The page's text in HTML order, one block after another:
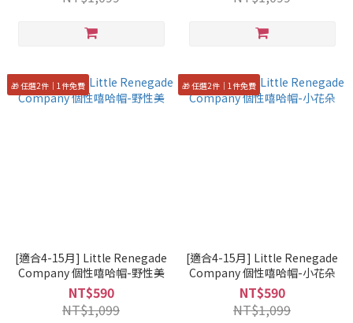
🎁 任選2件｜1件免費
[適合4-15月] Little Renegade
Company 個性嘻哈帽-野性美
NT$590
NT$1,099
🎁 任選2件｜1件免費
[適合4-15月] Little Renegade
Company 個性嘻哈帽-小花朵
NT$590
NT$1,099